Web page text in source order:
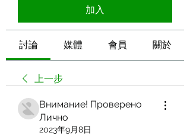
加入
討論 媒體 會員 關於
上一步
Внимание! Проверено
Лично
2023年9月8日